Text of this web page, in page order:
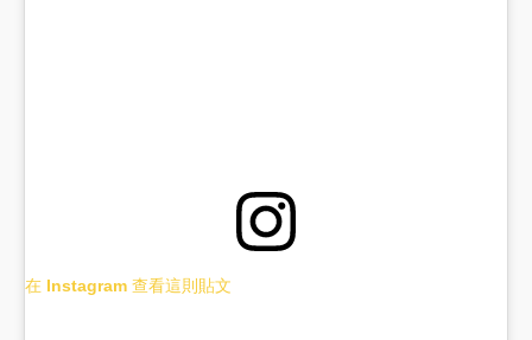
在 Instagram 查看這則貼文